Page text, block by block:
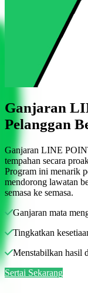
Ganjaran
Pelanggan
Ganjaran LINE
tempahan secara
Program ini menarik
mendorong lawatan
semasa ke semasa.
Ganjaran mata
Tingkatkan
Menstabilkan hasil
Sertai Sekarang